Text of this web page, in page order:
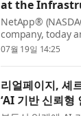
at the
NetApp®
company, today
California-based
07월 19일 14:25
리얼페이지, 셰
‘AI 기반 신뢰형